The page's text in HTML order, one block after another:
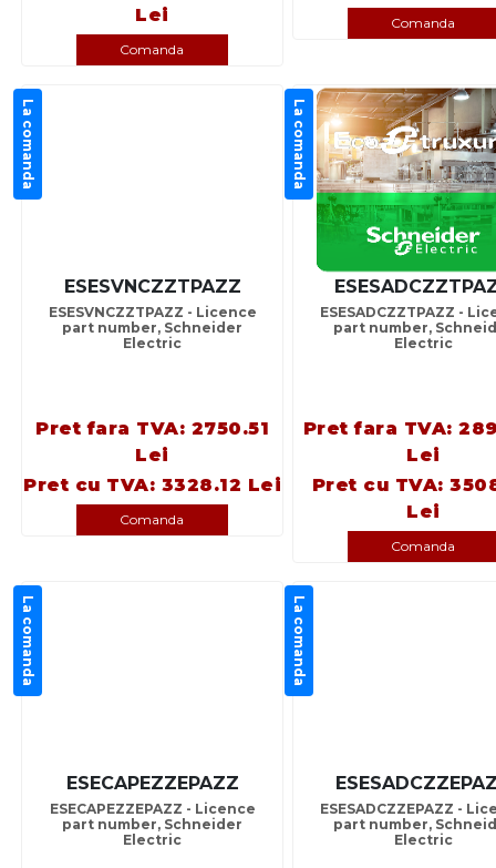
Lei
Comanda
Comanda
La comanda
ESESVNCZZTPAZZ
ESESVNCZZTPAZZ - Licence
part number, Schneider
Electric
Pret fara TVA: 2750.51
Lei
Pret cu TVA: 3328.12 Lei
Comanda
La comanda
ESESADCZZTPAZZ -
part number,
Electric
Pret fara TVA:
Lei
Pret cu TVA:
Lei
Comanda
La comanda
ESECAPEZZEPAZZ
ESECAPEZZEPAZZ - Licence
part number, Schneider
Electric
La comanda
ESESADCZZEPAZZ -
part number,
Electric